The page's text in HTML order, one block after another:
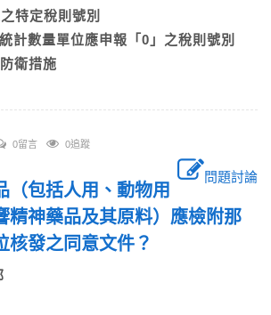
特定稅則號別
計數量單位應申報「0」之稅則號別
衛措施
0留言 0追蹤
問題討論
（包括人用、動物用
精神藥品及其原料）應檢附那
核發之同意文件？